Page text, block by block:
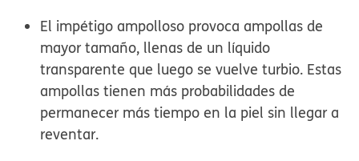
El impétigo ampolloso provoca ampollas de
mayor tamaño, llenas de un líquido
transparente que luego se vuelve turbio. Estas
ampollas tienen más probabilidades de
permanecer más tiempo en la piel sin llegar a
reventar.